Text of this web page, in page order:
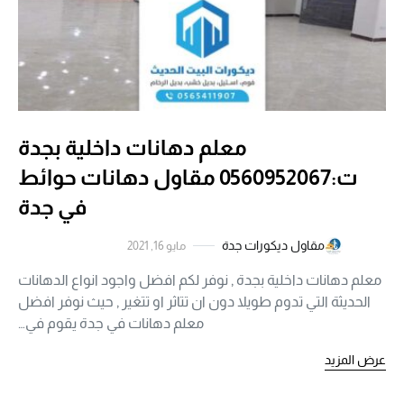
معلم دهانات داخلية بجدة
ت:0560952067 مقاول دهانات حوائط
في جدة
مقاول ديكورات جدة مايو 16, 2021
معلم دهانات داخلية بجدة , نوفر لكم افضل واجود انواع الدهانات
الحديثة التي تدوم طويلا دون ان تتاثر او تتغير , حيث نوفر افضل
معلم دهانات في جدة يقوم في…
عرض المزيد